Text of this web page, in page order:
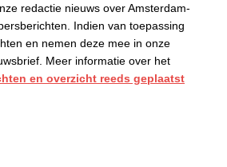
redactie nieuws over Amsterdam-
Indien van toepassing
en nemen deze mee in onze
Meer informatie over het
en overzicht reeds geplaatst